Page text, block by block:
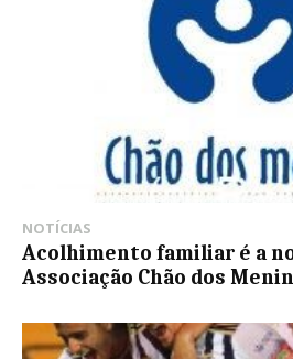
NOTÍCIAS
Acolhimento familiar é a
Associação Chão dos